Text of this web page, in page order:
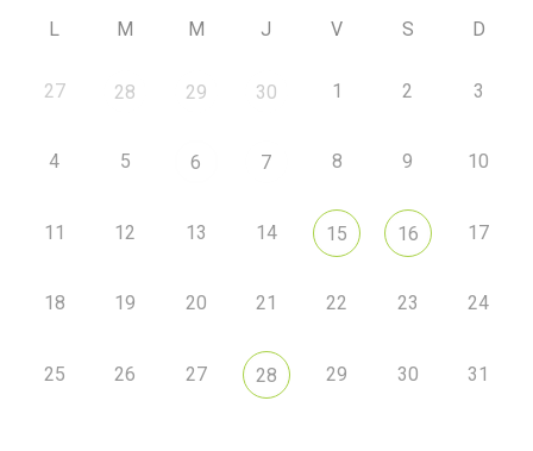
L M M J V S D
27 28 29 30 1 2 3
4 5 6 7 8 9 10
11 12 13 14 15 16 17
18 19 20 21 22 23 24
25 26 27 28 29 30 31